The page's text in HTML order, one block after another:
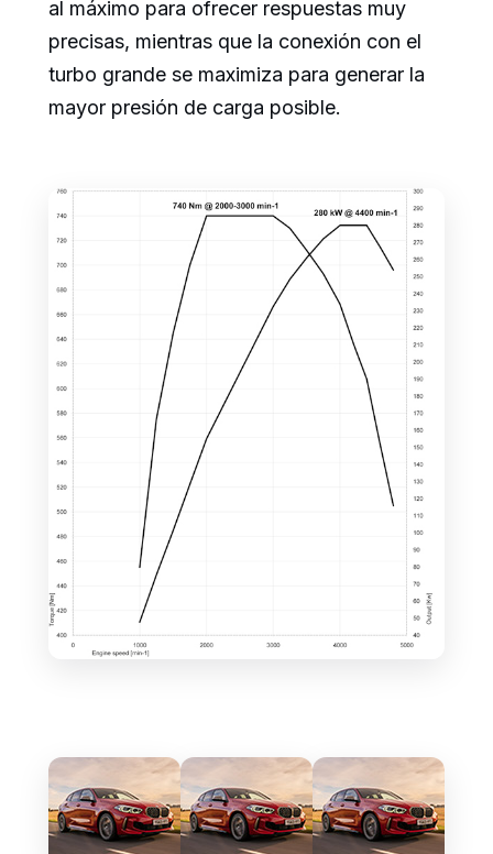
al máximo para ofrecer respuestas muy
precisas, mientras que la conexión con el
turbo grande se maximiza para generar la
mayor presión de carga posible.